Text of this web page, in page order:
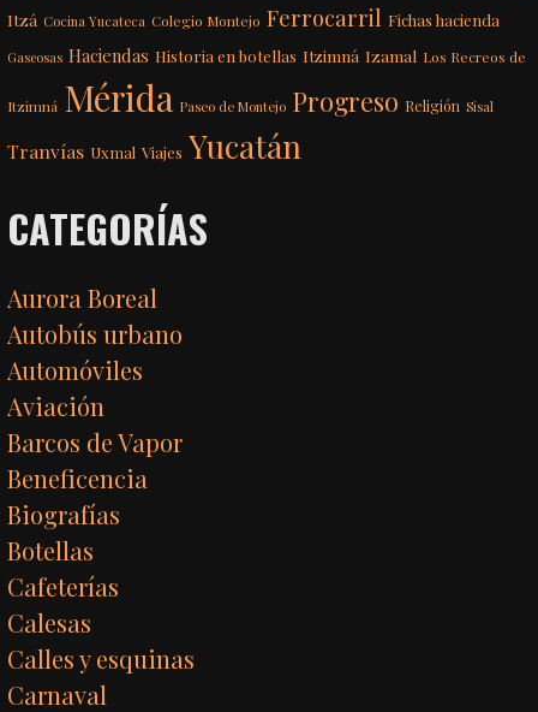
Itzá Cocina Yucateca Colegio Montejo Ferrocarril Fichas hacienda
Gaseosas Haciendas Historia en botellas Itzimná Izamal Los Recreos de
Itzimná Mérida Paseo de Montejo Progreso Religión Sisal
Tranvías Uxmal Viajes Yucatán
CATEGORÍAS
Aurora Boreal
Autobús urbano
Automóviles
Aviación
Barcos de Vapor
Beneficencia
Biografías
Botellas
Cafeterías
Calesas
Calles y esquinas
Carnaval